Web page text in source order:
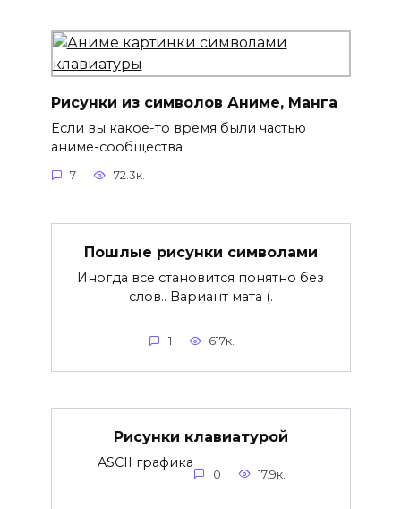
Рисунки из символов Аниме, Манга
Если вы какое-то время были частью
аниме-сообщества
7 72.3к.
Пошлые рисунки символами
Иногда все становится понятно без
слов.. Вариант мата (.
1 617к.
Рисунки клавиатурой
ASCII графика
0 17.9к.